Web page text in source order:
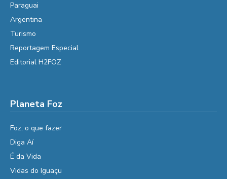
Paraguai
Argentina
Turismo
Reportagem Especial
Editorial H2FOZ
Planeta Foz
Foz, o que fazer
Diga Aí
É da Vida
Vidas do Iguaçu